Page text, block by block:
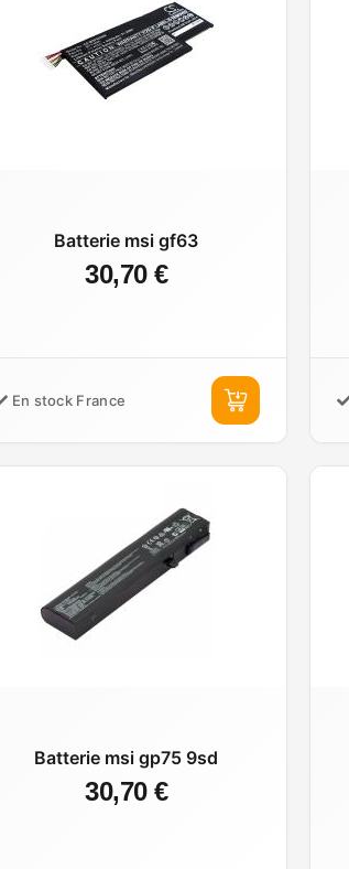
Batterie msi gf63
30,70 €
En stock France
Batterie msi gp75 9sd
30,70 €